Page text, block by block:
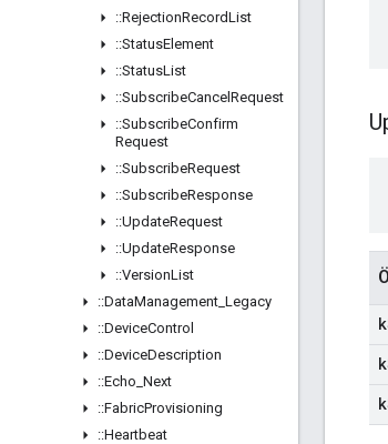
::RejectionRecordList
::StatusElement
::StatusList
::SubscribeCancel Request
::SubscribeConfirm
Request
::SubscribeRequest
::SubscribeResponse
::UpdateRequest
::UpdateResponse
::VersionList
::DataManagement Legacy
::DeviceControl
::DeviceDescription
::Echo Next
::FabricProvisioning
::Heartbeat
k
k
k